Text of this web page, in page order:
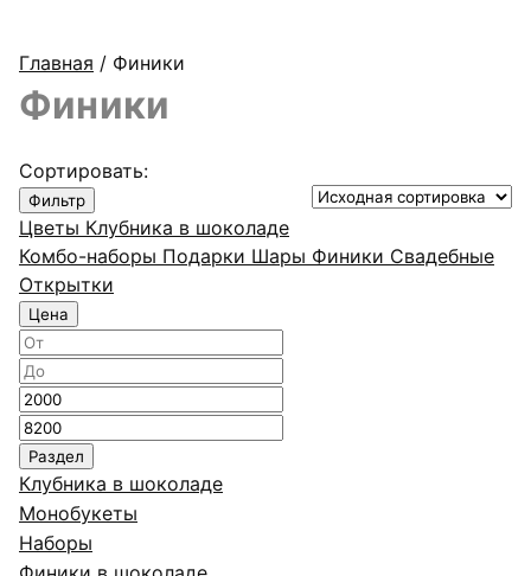
Главная / Финики
Финики
Сортировать:
Фильтр
Цветы Клубника в шоколаде
Комбо-наборы Подарки Шары Финики Свадебные
Открытки
Цена
Минимальная
цена
Раздел
Клубника в шоколаде
Монобукеты
Наборы